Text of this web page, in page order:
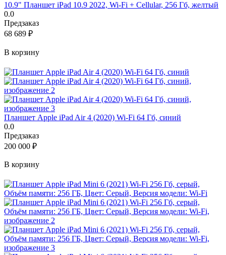
10.9" Планшет iPad 10.9 2022, Wi-Fi + Cellular, 256 Гб, желтый
0.0
Предзаказ
68 689 ₽
В корзину
Планшет Apple iPad Air 4 (2020) Wi-Fi 64 Гб, синий
0.0
Предзаказ
200 000 ₽
В корзину